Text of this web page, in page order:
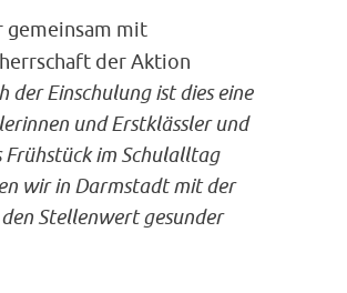
gemeinsam mit
der Aktion
der Einschulung ist dies eine
und Erstklässler und
Frühstück im Schulalltag
wir in Darmstadt mit der
Stellenwert gesunder